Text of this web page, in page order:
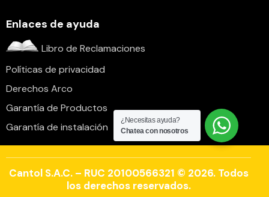
Enlaces de ayuda
Libro de Reclamaciones
Políticas de privacidad
Derechos Arco
Garantía de Productos
Garantía de instalación
Cantol S.A.C. – RUC 20100566321 © 2026. Todos
los derechos reservados.
¿Necesitas ayuda?
Chatea con nosotros